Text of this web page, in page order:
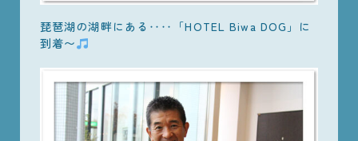
琵琶湖の湖畔にある‥‥「HOTEL Biwa DOG」に
到着〜